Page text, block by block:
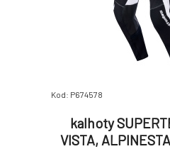
Kod: P674578
kalhoty
VISTA,